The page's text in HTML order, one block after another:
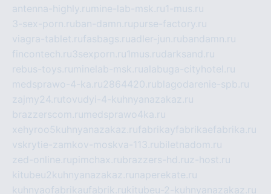
antenna-highly.ru mine-lab-msk.ru1-mus.ru
3-sex-porn.ruban-damn.rupurse-factory.ru
viagra-tablet.rufasbags.ruadler-jun.rubandamn.ru
fincontech.ru3sexporn.ru1mus.rudarksand.ru
rebus-toys.ru minelab-msk.rualabuga-cityhotel.ru
medsprawo-4-ka.ru2864420.rublagodarenie-spb.ru
zajmy24.rutovudyi-4-kuhnyanazakaz.ru
brazzerscom.ru medsprawo4ka.ru
xehyroo5kuhnyanazakaz.rufabrikayfabrikaefabrika.ru
vskrytie-zamkov-moskva-113.rubiletnadom.ru
zed-online.rupimchax.rubrazzers-hd.ruz-host.ru
kitubeu2kuhnyanazakaz.ru naperekate.ru
kuhnyaofabrikaufabrik.rukitubeu-2-kuhnyanazakaz.ru